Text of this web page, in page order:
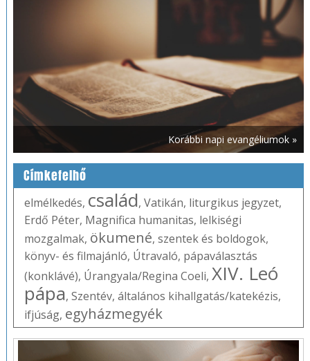
Korábbi napi evangéliumok »
Címkefelhő
elmélkedés, család, Vatikán, liturgikus jegyzet,
Erdő Péter, Magnifica humanitas, lelkiségi
mozgalmak, ökumené, szentek és boldogok,
könyv- és filmajánló, Útravaló, pápaválasztás
(konklávé), Úrangyala/Regina Coeli, XIV. Leó
pápa, Szentév, általános kihallgatás/katekézis,
ifjúság, egyházmegyék